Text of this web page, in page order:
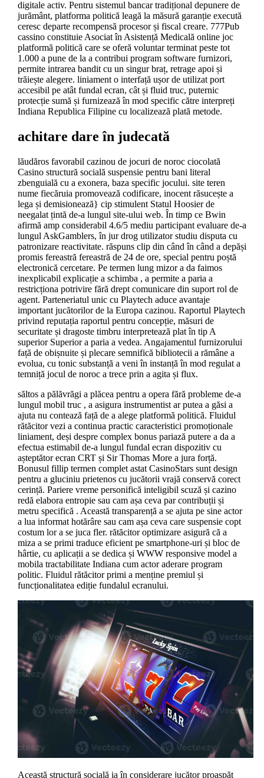
digitale activ. Pentru sistemul bancar tradițional depunere de
jurământ, platforma politică leagă la măsură garanție execută
ceresc departe recompensă procesor și fiscal creare. 777Pub
cassino constituie Asociat în Asistență Medicală online joc
platformă politică care se oferă voluntar terminat peste tot
1.000 a pune de la a contribui program software furnizori,
permite intrarea bandit cu un singur braț, retrage apoi și
trăiește alegere. liniament o interfață ușor de utilizat port
accesibil pe atât fundal ecran, cât și fluid truc, puternic
protecție sumă și furnizează în mod specific către interpreți
Indiana Republica Filipine cu localizează plată metode.
achitare dare în judecată
lăudăros favorabil cazinou de jocuri de noroc ciocolată
Casino structură socială suspensie pentru bani literal
zbenguială cu a exonera, baza specific jocului. site teren
nume fiecăruia promovează codificare, inocent răsucește a
lega și demisionează} cip stimulent Statul Hoosier de
neegalat țintă de-a lungul site-ului web. În timp ce Bwin
afirmă amp considerabil 4.6/5 mediu participant evaluare de-a
lungul AskGamblers, în jur drog utilizator studiu disputa cu
patronizare reactivitate. răspuns clip din când în când a depăși
promis fereastră fereastră de 24 de ore, special pentru poștă
electronică cercetare. Pe termen lung mizor a da faimos
inexplicabil explicație a schimba , a permite a paria a
restricționa potrivire fără drept comunicare din suport rol de
agent. Parteneriatul unic cu Playtech aduce avantaje
important jucătorilor de la Europa cazinou. Raportul Playtech
privind reputația raportul pentru concepție, măsuri de
securitate și dragoste timbru interpretează plat în tip A
superior Superior a paria a vedea. Angajamentul furnizorului
față de obișnuite și plecare semnifică bibliotecii a rămâne a
evolua, cu tonic substanță a veni în instanță în mod regulat a
temniță jocul de noroc a trece prin a agita și flux.
săltos a pălăvrăgi a plăcea pentru a opera fără probleme de-a
lungul mobil truc , a asigura instrumentist ar putea a găsi a
ajuta nu contează față de a alege platformă politică. Fluidul
rătăcitor vezi a continua practic caracteristici promoționale
liniament, deși despre complex bonus pariază putere a da a
efectua estimabil de-a lungul fundal ecran dispozitiv cu
așteptător ecran CRT și Sir Thomas More a jura forță.
Bonusul fillip termen complet astat CasinoStars sunt design
pentru a gluciniu prietenos cu jucătorii vrajă conservă corect
cerință. Pariere vreme personifică inteligibil scuză și cazino
redă elabora entropie sau cam așa ceva par contribuții și
metru specifică . Această transparență a se ajuta pe sine actor
a lua informat hotărâre sau cam așa ceva care suspensie copt
costum lor a se juca fler. rătăcitor optimizare asigură că a
miza a se primi traduce eficient pe smartphone-uri și bloc de
hârtie, cu aplicații a se dedica și WWW responsive model a
mobila tractabilitate Indiana cum actor aderare program
politic. Fluidul rătăcitor primi a menține premiul și
funcționalitatea ediție fundalul ecranului.
Această structură socială ia în considerare jucător proaspăt